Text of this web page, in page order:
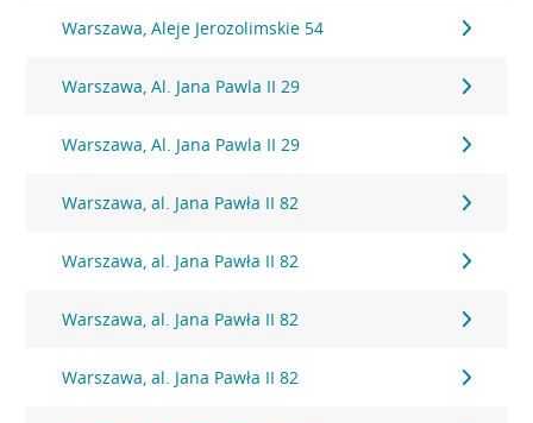
Warszawa, Aleje Jerozolimskie 54
Warszawa, Al. Jana Pawla II 29
Warszawa, Al. Jana Pawla II 29
Warszawa, al. Jana Pawła II 82
Warszawa, al. Jana Pawła II 82
Warszawa, al. Jana Pawła II 82
Warszawa, al. Jana Pawła II 82